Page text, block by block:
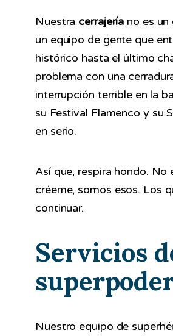
Nuestra cerrajería no es
un equipo de gente que
histórico hasta el último
problema con una
interrupción terrible en la
su Festival Flamenco y su
en serio.
Así que, respira hondo. No
créeme, somos esos. Los
continuar.
Servicios
Nuestro equipo de